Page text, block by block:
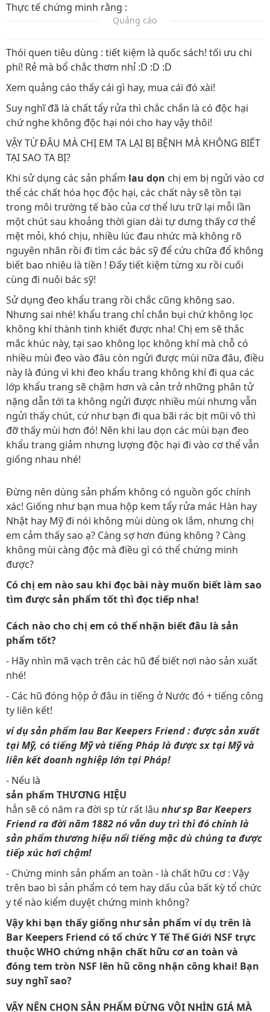
Thực tế chứng minh rằng :
Quảng cáo
Thói quen tiêu dùng : tiết kiệm là quốc sách! tối ưu chi
phí! Rẻ mà bổ chắc thơm nhỉ :D :D :D
Xem quảng cáo thấy cái gì hay, mua cái đó xài!
Suy nghĩ đã là chất tẩy rửa thì chắc chắn là có độc hại
chứ nghe không độc hại nói cho hay vậy thôi!
VẬY TỪ ĐÂU MÀ CHỊ EM TA LẠI BỊ BỆNH MÀ KHÔNG BIẾT
TẠI SAO TA BỊ?
Khi sử dụng các sản phẩm lau dọn chị em bị ngửi vào cơ
thể các chất hóa học độc hại, các chất này sẽ tồn tại
trong môi trường tế bào của cơ thể lưu trữ lại mỗi lần
một chút sau khoảng thời gian dài tự dưng thấy cơ thể
mệt mỏi, khó chịu, nhiều lúc đau nhức mà không rõ
nguyên nhân rồi đi tìm các bác sỹ để cứu chữa đổ không
biết bao nhiêu là tiền ! Đấy tiết kiệm từng xu rồi cuối
cùng đi nuôi bác sỹ!
Sử dụng đeo khẩu trang rồi chắc cũng không sao.
Nhưng sai nhé! khẩu trang chỉ chắn bụi chứ không lọc
không khí thành tinh khiết được nha! Chị em sẽ thắc
mắc khúc này, tại sao không lọc không khí mà chỗ có
nhiều mùi đeo vào đâu còn ngửi được mùi nữa đâu, điều
này là đúng vì khi đeo khẩu trang không khí đi qua các
lớp khẩu trang sẽ chậm hơn và cản trở những phân tử
nặng dẫn tới ta không ngửi được nhiều mùi nhưng vẫn
ngửi thấy chút, cứ như bạn đi qua bãi rác bịt mũi vô thì
đỡ thấy mùi hơn đó! Nên khi lau dọn các mùi bạn đeo
khẩu trang giảm nhưng lượng độc hại đi vào cơ thể vẫn
giống nhau nhé!
Đừng nên dùng sản phẩm không có nguồn gốc chính
xác! Giống như bạn mua hộp kem tẩy rửa mác Hàn hay
Nhật hay Mỹ đi nói không mùi dùng ok lắm, nhưng chị
em cảm thấy sao ạ? Càng sợ hơn đúng không ? Càng
không mùi càng độc mà điều gì có thể chứng minh
được?
Có chị em nào sau khi đọc bài này muốn biết làm sao
tìm được sản phẩm tốt thì đọc tiếp nha!
Cách nào cho chị em có thể nhận biết đâu là sản
phẩm tốt?
- Hãy nhìn mã vạch trên các hũ để biết nơi nào sản xuất
nhé!
- Các hũ đóng hộp ở đâu in tiếng ở Nước đó + tiếng công
ty liên kết!
ví dụ sản phẩm lau Bar Keepers Friend : được sản xuất
tại Mỹ, có tiếng Mỹ và tiếng Pháp là được sx tại Mỹ và
liên kết doanh nghiệp lớn tại Pháp!
- Nếu là
sản phẩm THƯƠNG HIỆU
hẳn sẽ có năm ra đời sp từ rất lâu như sp Bar Keepers
Friend ra đời năm 1882 nó vẫn duy trì thì đó chính là
sản phẩm thương hiệu nổi tiếng mặc dù chúng ta được
tiếp xúc hơi chậm!
- Chứng minh sản phẩm an toàn - là chất hữu cơ : Vậy
trên bao bì sản phẩm có tem hay dấu của bất kỳ tổ chức
y tế nào kiểm duyệt chứng minh không?
Vậy khi bạn thấy giống như sản phẩm ví dụ trên là
Bar Keepers Friend có tổ chức Y Tế Thế Giới NSF trực
thuộc WHO chứng nhận chất hữu cơ an toàn và
đóng tem tròn NSF lên hũ công nhận công khai! Bạn
suy nghĩ sao?
VẬY NÊN CHỌN SẢN PHẨM ĐỪNG VỘI NHÌN GIÁ MÀ